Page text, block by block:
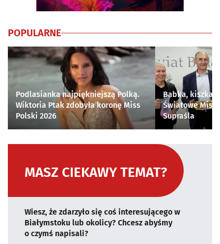
POPULARNE
Podlasianka najpiękniejszą Polką.
Wiktoria Ptak zdobyła koronę Miss
Polski 2026
Babka, kiszka i
Światowe
Supraśla
MASZ CIEKAWY TEMAT?
Wiesz, że zdarzyło się coś interesującego w
Białymstoku lub okolicy? Chcesz abyśmy
o czymś napisali?